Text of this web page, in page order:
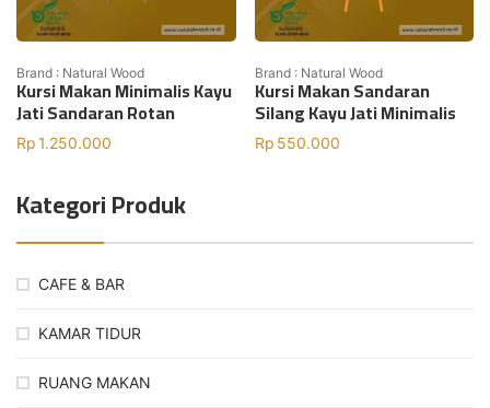
Kategori Produk
CAFE & BAR
KAMAR TIDUR
RUANG MAKAN
Brand : Natural Wood
Kursi Makan Minimalis Kayu
Jati Sandaran Rotan
Rp1.250.000
Brand : Natural Wood
Kursi Makan Sandaran
Silang Kayu Jati Minimalis
Rp 550.000